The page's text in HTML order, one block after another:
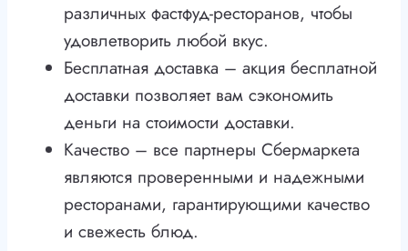
различных фастфуд-ресторанов, чтобы
удовлетворить любой вкус.
Бесплатная доставка – акция бесплатной
доставки позволяет вам сэкономить
деньги на стоимости доставки.
Качество – все партнеры Сбермаркета
являются проверенными и надежными
ресторанами, гарантирующими качество
и свежесть блюд.